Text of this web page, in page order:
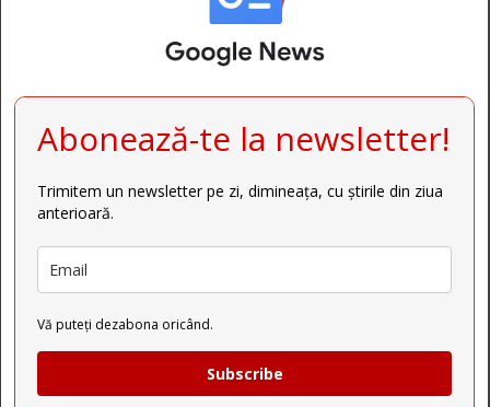
Abonează-te la newsletter!
Trimitem un newsletter pe zi, dimineața, cu știrile din ziua
anterioară.
Vă puteți dezabona oricând.
Subscribe